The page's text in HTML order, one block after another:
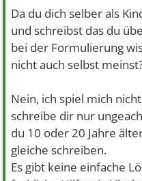
Kind nur verwirrt.
Da du dich selber als
und schreibst das du
bei der Formulierung
nicht auch selbst
Nein, ich spiel mich
schreibe dir nur
du 10 oder 20 Jahre
gleiche schreiben.
Es gibt keine einfache